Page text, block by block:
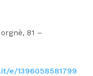
81 –
e/1396058581799